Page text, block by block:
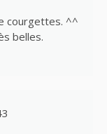
courgettes. ^^
belles.